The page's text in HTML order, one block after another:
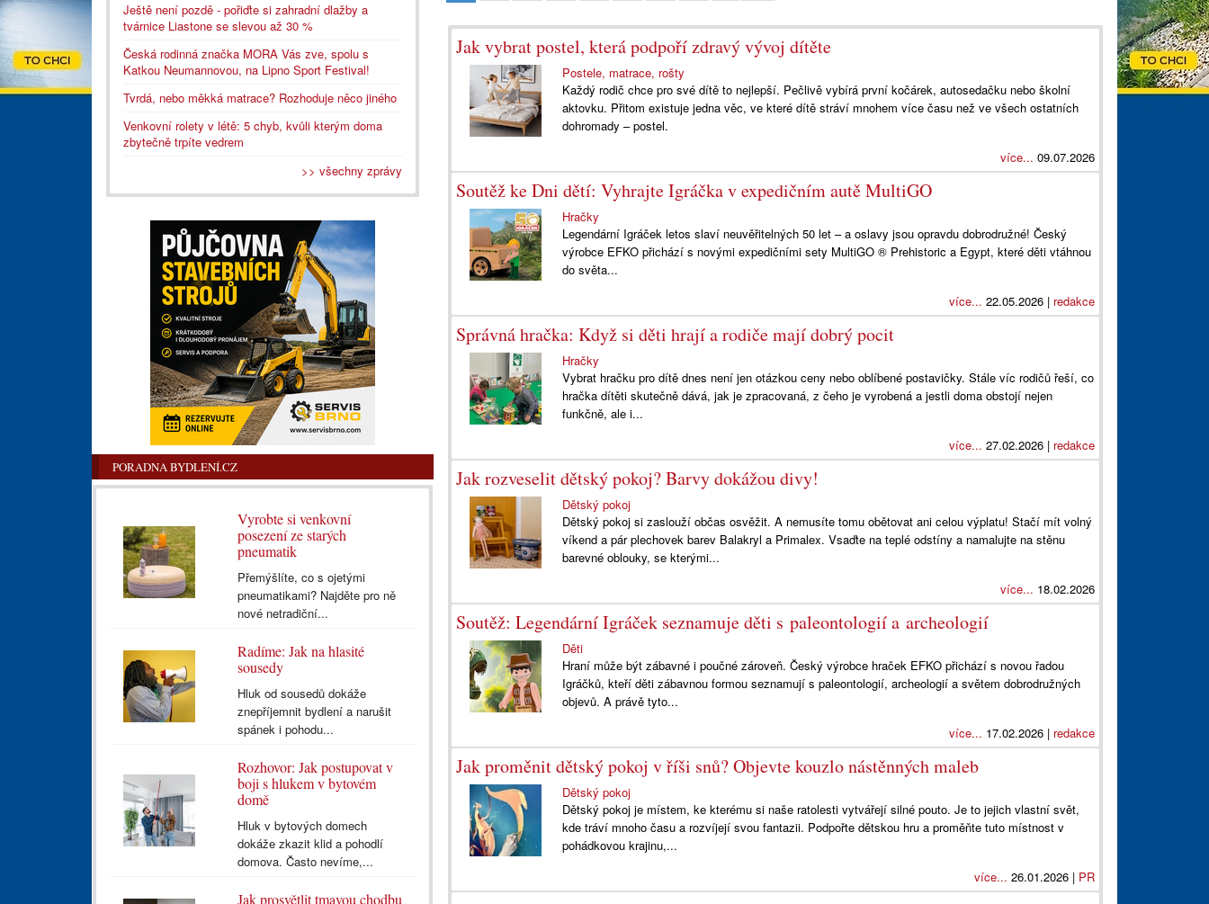
Jak vybrat postel, která podpoří zdravý vývoj dítěte
Postele, matrace, rošty
Každý rodič chce pro své dítě to nejlepší. Pečlivě vybírá první kočárek, autosedačku nebo školní
aktovku. Přitom existuje jedna věc, ve které dítě stráví mnohem více času než ve všech ostatních
dohromady – postel.
více... 09.07.2026
Soutěž ke Dni dětí: Vyhrajte Igráčka v expedičním autě MultiGO
Hračky
Legendární Igráček letos slaví neuvěřitelných 50 let – a oslavy jsou opravdu dobrodružné! Český
výrobce EFKO přichází s novými expedičními sety MultiGO ® Prehistoric a Egypt, které děti vtáhnou
do světa...
více... 22.05.2026 | redakce
Správná hračka: Když si děti hrají a rodiče mají dobrý pocit
Hračky
Vybrat hračku pro dítě dnes není jen otázkou ceny nebo oblíbené postavičky. Stále víc rodičů řeší, co
hračka dítěti skutečně dává, jak je zpracovaná, z čeho je vyrobená a jestli doma obstojí nejen
funkčně, ale i...
více... 27.02.2026 | redakce
Jak rozveselit dětský pokoj? Barvy dokážou divy!
Dětský pokoj
Dětský pokoj si zaslouží občas osvěžit. A nemusíte tomu obětovat ani celou výplatu! Stačí mít volný
víkend a pár plechovek barev Balakryl a Primalex. Vsaďte na teplé odstíny a namalujte na stěnu
barevné oblouky, se kterými...
více... 18.02.2026
Soutěž: Legendární Igráček seznamuje děti s paleontologií a archeologií
Děti
Hraní může být zábavné i poučné zároveň. Český výrobce hraček EFKO přichází s novou řadou
Igráčků, kteří děti zábavnou formou seznamují s paleontologií, archeologií a světem dobrodružných
objevů. A právě tyto...
více... 17.02.2026 | redakce
Jak proměnit dětský pokoj v říši snů? Objevte kouzlo nástěnných maleb
Dětský pokoj
Dětský pokoj je místem, ke kterému si naše ratolesti vytvářejí silné pouto. Je to jejich vlastní svět,
kde tráví mnoho času a rozvíjejí svou fantazii. Podpořte dětskou hru a proměňte tuto místnost v
pohádkovou krajinu,...
více... 26.01.2026 | PR
Ještě není pozdě - pořiďte si zahradní dlažby a
tvárnice Liastone se slevou až 30 %
Česká rodinná značka MORA Vás zve, spolu s
Katkou Neumannovou, na Lipno Sport Festival!
Tvrdá, nebo měkká matrace? Rozhoduje něco jiného
Venkovní rolety v létě: 5 chyb, kvůli kterým doma
zbytečně trpíte vedrem
>> všechny zprávy
PORADNA BYDLENÍ.CZ
Vyrobte si venkovní
posezení ze starých
pneumatik
Přemýšlíte, co s ojetými
pneumatikami? Najděte pro ně
nové netradiční...
Radíme: Jak na hlasité
sousedy
Hluk od sousedů dokáže
znepříjemnit bydlení a narušit
spánek i pohodu...
Rozhovor: Jak postupovat v
boji s hlukem v bytovém
domě
Hluk v bytových domech
dokáže zkazit klid a pohodlí
domova. Často nevíme,...
Jak prosvětlit tmavou chodbu